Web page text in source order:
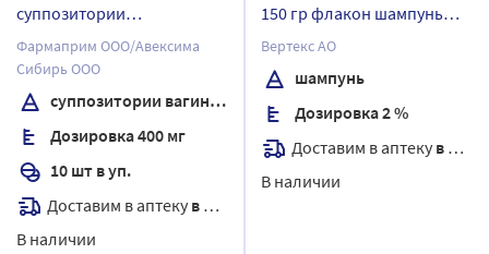
суппозитории
вагинальные
Фармаприм ООО/Авексима
Сибирь ООО
суппозитории вагинальные
Дозировка 400 мг
10 шт в уп.
Доставим в аптеку в течение 7 дней
В наличии
150 гр флакон шампунь
лекарственный
Вертекс АО
шампунь
Дозировка 2 %
Доставим в аптеку в течение 7 дней
В наличии